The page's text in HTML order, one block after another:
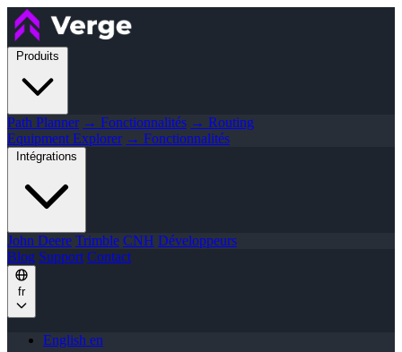
Produits
Path Planner → Fonctionnalités → Routing
Equipment Explorer → Fonctionnalités
Intégrations
John Deere Trimble CNH Développeurs
Blog Support Contact
fr
English en